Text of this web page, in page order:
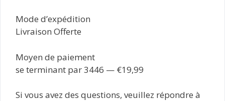
Mode d’expédition
Livraison Offerte
Moyen de paiement
se terminant par 3446 — €19,99
Si vous avez des questions, veuillez répondre à